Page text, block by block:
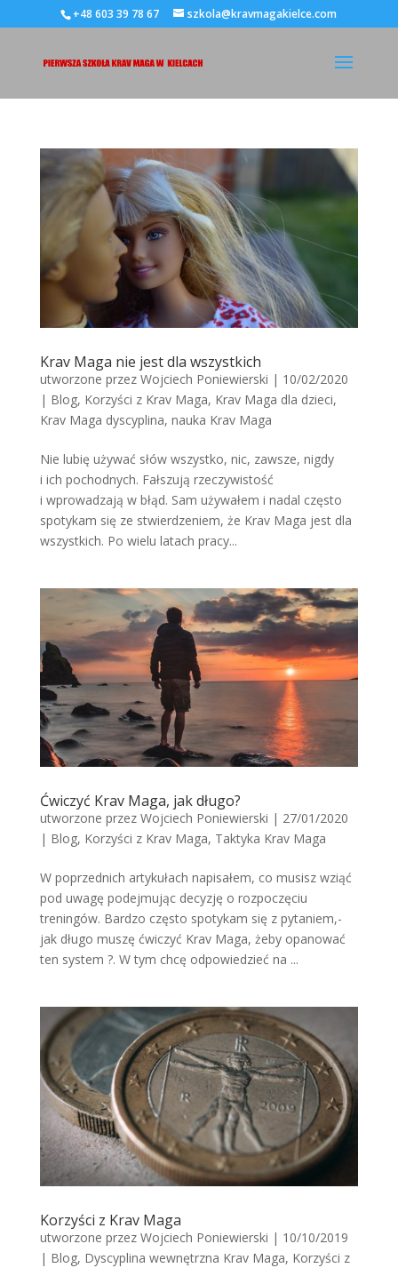
+48 603 39 78 67 szkola@kravmagakielce.com
Krav Maga nie jest dla wszystkich
utworzone przez Wojciech Poniewierski | 10/02/2020
| Blog, Korzyści z Krav Maga, Krav Maga dla dzieci,
Krav Maga dyscyplina, nauka Krav Maga
Nie lubię używać słów wszystko, nic, zawsze, nigdy
i ich pochodnych. Fałszują rzeczywistość
i wprowadzają w błąd. Sam używałem i nadal często
spotykam się ze stwierdzeniem, że Krav Maga jest dla
wszystkich. Po wielu latach pracy...
Ćwiczyć Krav Maga, jak długo?
utworzone przez Wojciech Poniewierski | 27/01/2020
| Blog, Korzyści z Krav Maga, Taktyka Krav Maga
W poprzednich artykułach napisałem, co musisz wziąć
pod uwagę podejmując decyzję o rozpoczęciu
treningów. Bardzo często spotykam się z pytaniem,-
jak długo muszę ćwiczyć Krav Maga, żeby opanować
ten system ?. W tym chcę odpowiedzieć na ...
Korzyści z Krav Maga
utworzone przez Wojciech Poniewierski | 10/10/2019
| Blog, Dyscyplina wewnętrzna Krav Maga, Korzyści z